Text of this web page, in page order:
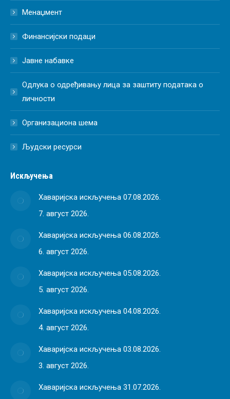
Менаџмент
Финансијски подаци
Јавне набавке
Одлука о одређивању лица за заштиту података о
личности
Организациона шема
Људски ресурси
Искључења
Хаваријска искључења 07.08.2026.
7. август 2026.
Хаваријска искључења 06.08.2026.
6. август 2026.
Хаваријска искључења 05.08.2026.
5. август 2026.
Хаваријска искључења 04.08.2026.
4. август 2026.
Хаваријска искључења 03.08.2026.
3. август 2026.
Хаваријска искључења 31.07.2026.